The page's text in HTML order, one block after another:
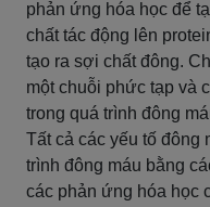
phản ứng hóa học để
chất tác động lên
tạo ra sợi chất đông.
một chuỗi phức tạp và
trong quá trình đông
Tất cả các yếu tố đông
trình đông máu bằng
các phản ứng hóa học